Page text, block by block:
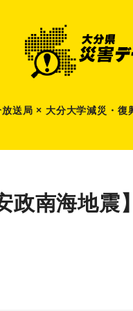
送局 × 大分大学減災 ・ 復
政南海地震